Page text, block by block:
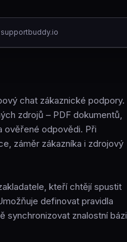
supportbuddy.io
chat zákaznické podpory.
zdrojů – PDF dokumentů,
ověřené odpovědi. Při
záměr zákazníka i zdrojový
kteří chtějí spustit
definovat pravidla
synchronizovat znalostní bázi